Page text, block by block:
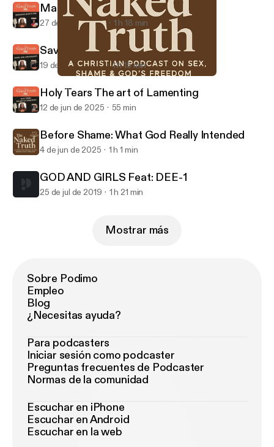
THE NAKED TRUTH W/ Hannah Rochelle
Marriage What's Tea!
27 de jun de 2025 1 h 18 min
Saved and Struggling
19 de jun de 2025 1 h 15 min
Holy Tears The art of Lamenting
12 de jun de 2025 55 min
Before Shame: What God Really Intended
4 de jun de 2025 1 h 1 min
GOD AND GIRLS Feat: DEE-1
25 de jul de 2019 1 h 21 min
Mostrar más
Sobre Podimo
Empleo
Blog
¿Necesitas ayuda?
Para podcasters
Iniciar sesión como podcaster
Preguntas frecuentes de Podcaster
Normas de la comunidad
Escuchar en iPhone
Escuchar en Android
Escuchar en la web